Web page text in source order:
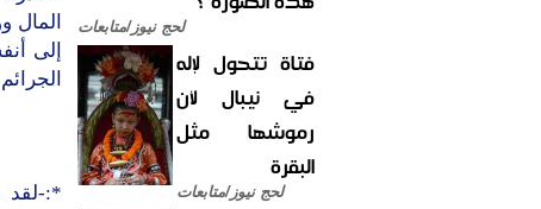
لحج نيوز/متابعات
فتاة تتحول لإله
في نيبال لأن
رموشها مثل
البقرة
لحج نيوز/متابعات
المال
إلى
*:-لقد